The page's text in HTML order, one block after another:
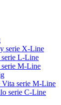
serie X-Line
serie L-Line
serie M-Line
Vita serie M-Line
serie C-Line